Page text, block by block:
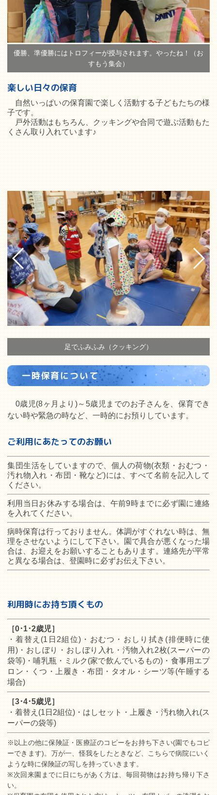
優勝、準優勝にはトロフィーが授与されます。やったね！（お
すもう集会）
楽しい日々の保育
自然いっぱいの保育園で楽しく活動する子どもたちの様
子です。
戸外活動はもちろん、クッキングや合同で遊ぶ活動もた
くさん取り入れています♪
足でふみふみ（クッキング）
一時保育について
0歳児(8ヶ月より)～5歳児までのお子さんを、保育でき
ない時や緊急の時など、一時的にお預りしています。
ご利用にあたってのお願い
集団生活をしていますので、個人の荷物(衣類・おむつ・
汚れ物入れ・布団・靴など)には、すべて名前を記入して
ください。
利用当日お休みする場合は、午前9時までに必ず園に連絡
を入れてください。
病時保育は行っておりません。体調がすぐれない時は、無
理をさせないようにして下さい。園で具合が悪くなった場
合は、お迎えをお願いすることもあります。連絡先が平常
と異なる場合は、登園時に必ずお伝え下さい。
利用時にお持ち頂くもの
［0･1･2歳児］
・着替え(1日2組位)・おむつ・おしり拭き(排便時に使
用)・おしぼり・おしぼり入れ・汚物入れ2枚(スーパーの
袋等)・哺乳瓶・ミルク(家で飲んでいるもの)・食事用エプ
ロン・くつ・上履き・布団・タオル・シーツ等(午睡する
場合)
［3･4･5歳児］
・着替え(1日2組位)・はしセット・上履き・汚れ物入れ(ス
ーパーの袋等)
※以上の他に保険証・医療証のコピーをお持ち下さい(園でもコピ
ーできます)。万が一、怪我をしたときなど、こちらで病院にいく
ような時に保険証の写しを持っていきます。
※次回来園までに日にちがあく方は、毎回荷物はお持ち帰り下さ
い。